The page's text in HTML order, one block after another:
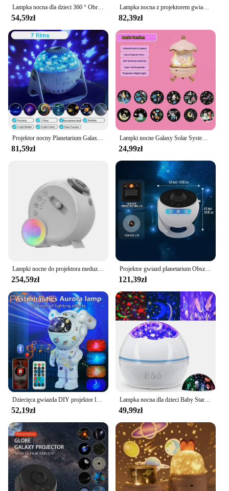
Lampka nocna dla dzieci 360 ° Obrotowy projektor nocny dla dzieci Projektor światła gwiazdowego do sypialni Projektor sufitowy Prezenty dla dzieci
54,59zł
Lampka nocna z projektorem gwiazdowym dla dzieci i pilotem 360° ° Regulowana konstrukcja Oświetlenie galaktyki z mgławicą astronauty dla dorosłych dzieci
82,39zł
Projektor nocny Planetarium Galaxy 360 ° Regulowana lampka nocna Star Sky do sypialni w domu dla dzieci prezent urodzinowy
81,59zł
Lampki nocne Galaxy Solar System Projector 360° ° Obrotowy 12-filmowy projektor nocny dla dzieci w kształcie gwiazdy do lampy dekoracyjnej do sypialni
24,99zł
254,59zł
Projektor gwiazd planetarium Obszar obrazu HD Lampka nocna LED, płyty filmowe 4K 13 HD, 360 ° Obrotowy timer 1/2h do sypialni dzieci i dorosłych
121,39zł
52,19zł
Lampka nocna dla dzieci Baby Star Lampka nocna Projektor Lampa 360 stopni Obrotowy 2 w 1 Ocean Starry Night Light Projektor 8 kolorów
49,99zł